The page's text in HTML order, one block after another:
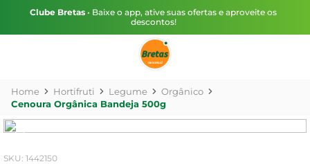
Clube Bretas • Baixe o app, ative suas ofertas e aproveite os
descontos!
Hortifruti Legume
Orgânico
Cenoura Orgânica Bandeja 500g
: 1442150